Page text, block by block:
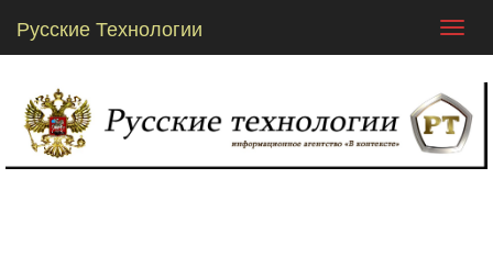
Русские Технологии